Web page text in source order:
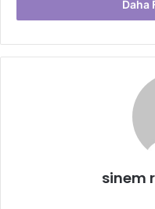
Lüks banyo
zeminler veya cam
kullanım ömrü hem de
seviyeye taşır. Bu tarz
zamanda şık bir atmosfer
2. Aydınlatma
Daha
sinem